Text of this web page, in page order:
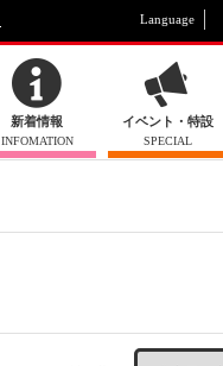
Language
新着情報
INFOMATION
イベント・特設
SPECIAL